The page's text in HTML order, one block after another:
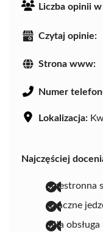
Liczba opinii
Czytaj opinie:
Strona www:
Numer
Lokalizacja:
Najczęściej
przestronna
smaczne
miła obsługa